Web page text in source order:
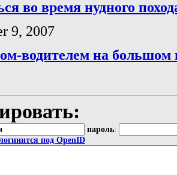
во время нудного
9, 2007
водителем на большом
пароль:
под OpenID